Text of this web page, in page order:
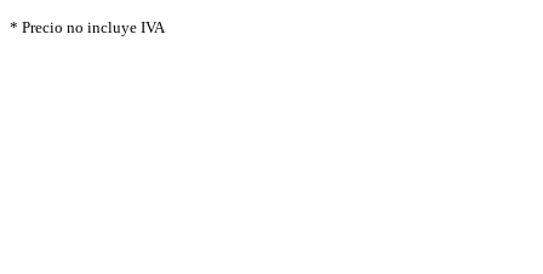
* Precio no incluye IVA